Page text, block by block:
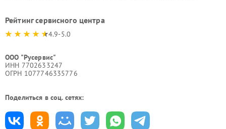
Рейтинг сервисного центра
4.9-5.0
ООО "Русервис"
ИНН 7702633247
ОГРН 1077746335776
Поделиться в соц. сетях: